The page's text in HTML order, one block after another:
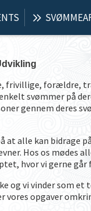
frivillige, forældre,
svømmer på
gennem
at alle kan bidrage
Hos os mødes
hvor vi gerne
vi vinder som et
vores opgaver